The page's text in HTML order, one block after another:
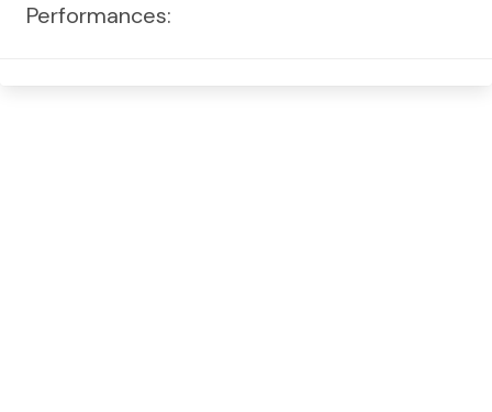
Performances: